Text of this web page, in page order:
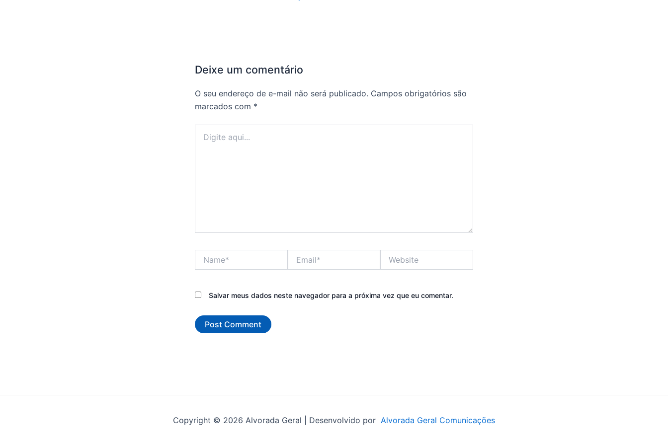
Deixe um comentário
O seu endereço de e-mail não será publicado. Campos obrigatórios são
marcados com *
aqui...
Salvar meus dados neste navegador para a próxima vez que eu comentar.
Copyright © 2026 Alvorada Geral | Desenvolvido por Alvorada Geral Comunicações